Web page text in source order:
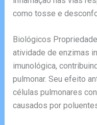
como tosse e
Biológicos
atividade de enzimas
imunológica,
pulmonar. Seu efeito
células pulmonares
causados por